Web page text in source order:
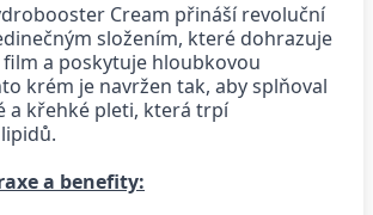
Cream přináší revoluční
složením, které dohrazuje
a poskytuje hloubkovou
krém je navržen tak, aby splňoval
a křehké pleti, která trpí
a benefity: